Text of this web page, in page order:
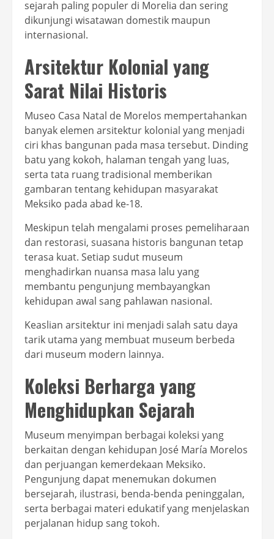
sejarah paling populer di Morelia dan sering
dikunjungi wisatawan domestik maupun
internasional.
Arsitektur Kolonial yang
Sarat Nilai Historis
Museo Casa Natal de Morelos mempertahankan
banyak elemen arsitektur kolonial yang menjadi
ciri khas bangunan pada masa tersebut. Dinding
batu yang kokoh, halaman tengah yang luas,
serta tata ruang tradisional memberikan
gambaran tentang kehidupan masyarakat
Meksiko pada abad ke-18.
Meskipun telah mengalami proses pemeliharaan
dan restorasi, suasana historis bangunan tetap
terasa kuat. Setiap sudut museum
menghadirkan nuansa masa lalu yang
membantu pengunjung membayangkan
kehidupan awal sang pahlawan nasional.
Keaslian arsitektur ini menjadi salah satu daya
tarik utama yang membuat museum berbeda
dari museum modern lainnya.
Koleksi Berharga yang
Menghidupkan Sejarah
Museum menyimpan berbagai koleksi yang
berkaitan dengan kehidupan José María Morelos
dan perjuangan kemerdekaan Meksiko.
Pengunjung dapat menemukan dokumen
bersejarah, ilustrasi, benda-benda peninggalan,
serta berbagai materi edukatif yang menjelaskan
perjalanan hidup sang tokoh.